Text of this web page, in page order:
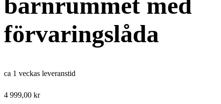
förvaringslåda
ca 1 veckas leveranstid
4 999,00 kr